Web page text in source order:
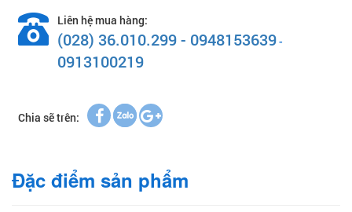
Liên hệ mua hàng:
(028) 36.010.299 - 0948153639-
0913100219
Chia sẽ trên:
Đặc điểm sản phẩm